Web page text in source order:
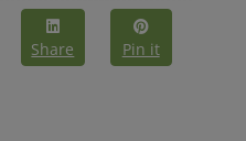
Share Pin it